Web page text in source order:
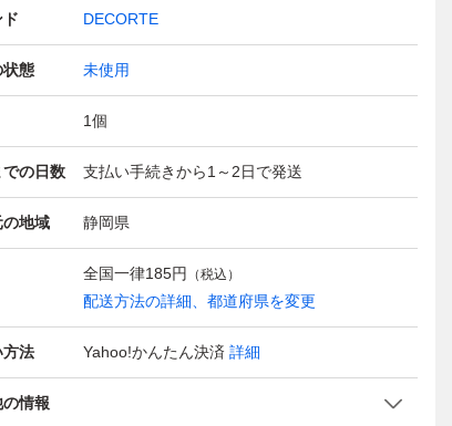
DECORTE
状態 未使用
1個
の日数 支払い手続きから1～2日で発送
地域 静岡県
全国一律185円 （税込）
配送方法の詳細、都道府県を変更
方法 Yahoo!かんたん決済 詳細
情報